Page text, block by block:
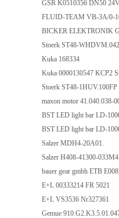
GSR K0510356 DN50
FLUID-TEAM VB-3A/0-
BICKER ELEKTRONIK
Stoerk ST48-
Kuka 168334
Kuka 0000130547 KCP2
Stoerk ST48-
maxon motor 41.040.038-
BST LED light bar LD-
BST LED light bar LD-
Salzer MDH4-20A01.
Salzer H408-41300-
bauer gear gmbh ETB
E+L 00333214 FR 5021
E+L VS3536 Nr327361
Gemue